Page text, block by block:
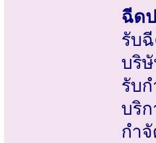
ฉีด
รับ
บริ
รับ
บริ
กํา